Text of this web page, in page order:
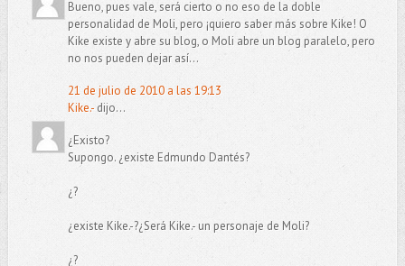
Bueno, pues vale, será cierto o no eso de la doble
personalidad de Moli, pero ¡quiero saber más sobre Kike! O
Kike existe y abre su blog, o Moli abre un blog paralelo, pero
no nos pueden dejar así...
21 de julio de 2010 a las 19:13
Kike.-dijo...
¿Existo?
Supongo. ¿existe Edmundo Dantés?
¿?
¿existe Kike.-?¿Será Kike.- un personaje de Moli?
¿?